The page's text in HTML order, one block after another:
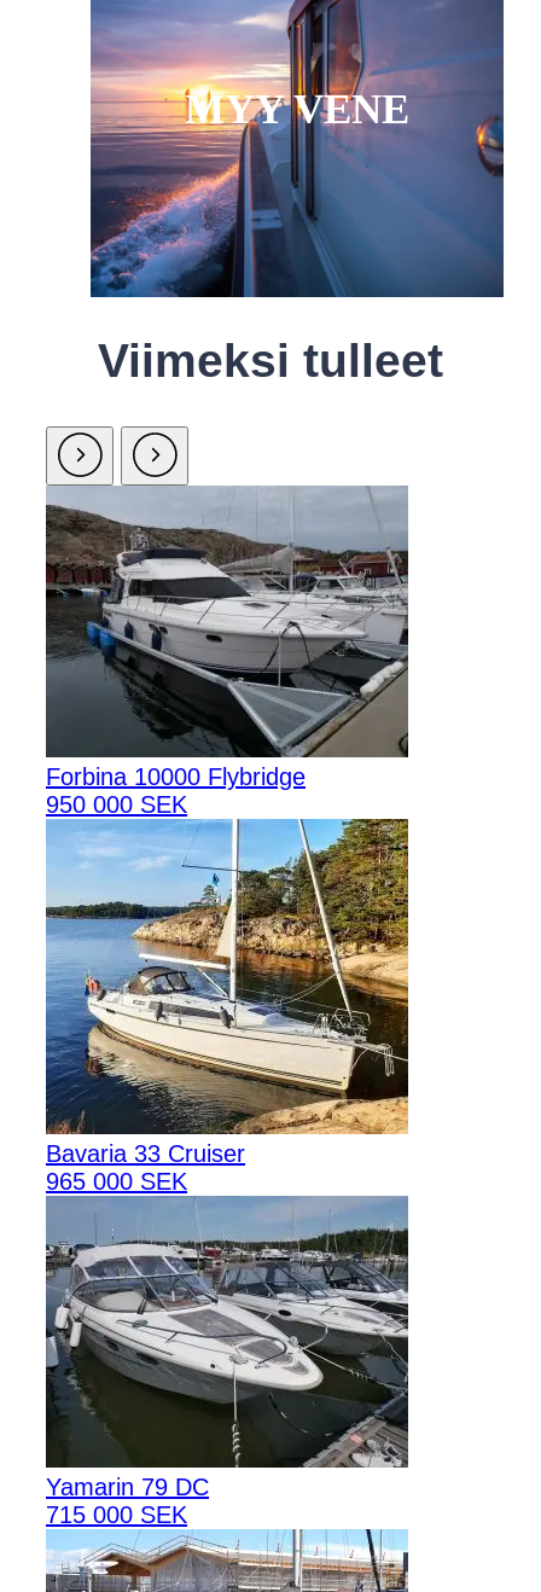
MYY VENE
Viimeksi tulleet
Forbina 10000 Flybridge
950 000 SEK
Bavaria 33 Cruiser
965 000 SEK
Yamarin 79 DC
715 000 SEK